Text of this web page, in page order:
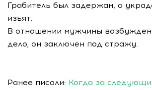
Грабитель был задержан, а
изъят.
В отношении мужчины
дело, он заключен под стражу.
Ранее писали: Когда за